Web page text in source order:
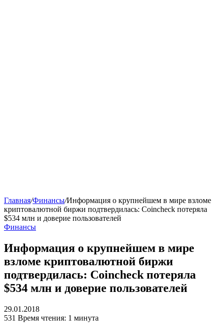
Главная/Финансы/Информация о крупнейшем в мире взломе
криптовалютной биржи подтвердилась: Coincheck потеряла
$534 млн и доверие пользователей
Финансы
Информация о крупнейшем в мире
взломе криптовалютной биржи
подтвердилась: Coincheck потеряла
$534 млн и доверие пользователей
29.01.2018
531 Время чтения: 1 минута